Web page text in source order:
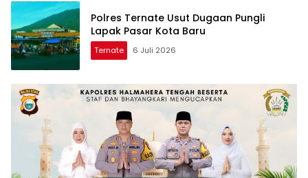
Polres Ternate Usut Dugaan Pungli
Lapak Pasar Kota Baru
Ternate 6 Juli 2026